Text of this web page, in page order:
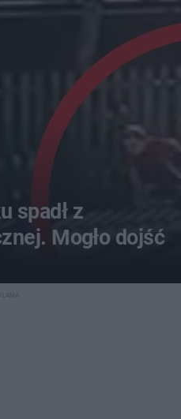
spadł z
Mogło dojść